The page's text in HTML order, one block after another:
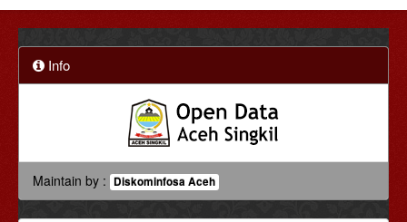
Info
Maintain by : Diskominfosa Aceh